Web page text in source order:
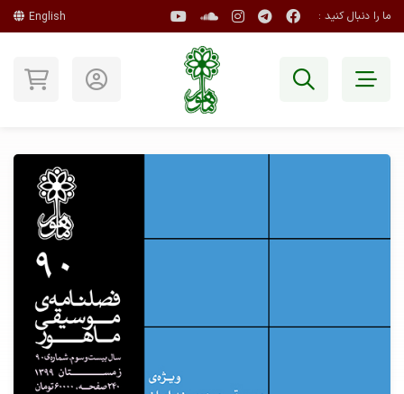
ما را دنبال کنید : English